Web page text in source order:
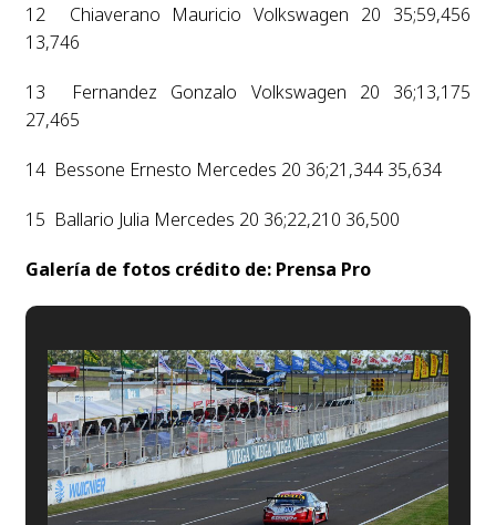
12 Chiaverano Mauricio Volkswagen 20 35;59,456
13,746
13 Fernandez Gonzalo Volkswagen 20 36;13,175
27,465
14 Bessone Ernesto Mercedes 20 36;21,344 35,634
15 Ballario Julia Mercedes 20 36;22,210 36,500
Galería de fotos crédito de: Prensa Pro